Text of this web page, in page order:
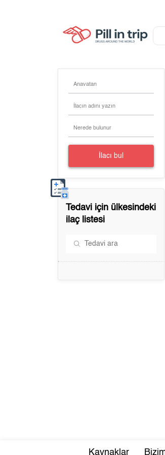
Anavatan
İlacın adını yazın
Nerede bulunur
İlacı bul
Tedavi için ülkesindeki
ilaç listesi
Kaynaklar